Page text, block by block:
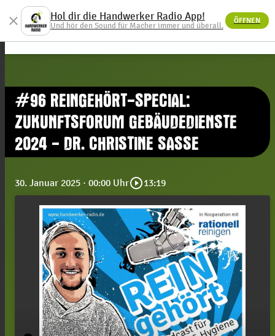
menu
#96 REINGEHÖRT-SPECIAL:
ZUKUNFTSFORUM GEBÄUDEDIENSTE
2024 - DR. CHRISTINE SASSE
30. Januar 2025 · 00:00 Uhrplay_circle_outline13:19
close Hol dir die Handwerker Radio App!
Und hör den Sound für Macher immer und überall.
ÖFFNEN